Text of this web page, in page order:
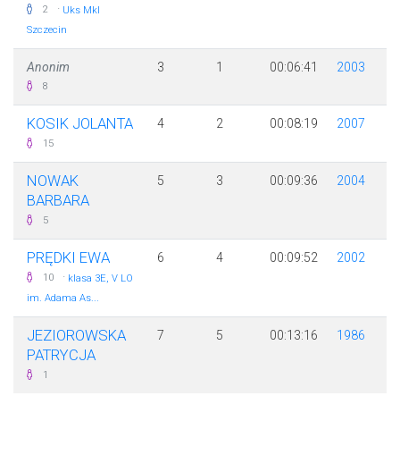
2 · Uks Mkl
Szczecin
Anonim
8
3 1 00:06:41 2003
KOSIK JOLANTA
15
4 2 00:08:19 2007
NOWAK
BARBARA
5
5 3 00:09:36 2004
PRĘDKI EWA
10 · klasa 3E, V LO
im. Adama As...
6 4 00:09:52 2002
JEZIOROWSKA
PATRYCJA
1
7 5 00:13:16 1986